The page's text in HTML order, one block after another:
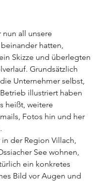
all unsere
hatten,
Skizze und überlegten
Grundsätzlich
Unternehmer selbst,
illustriert haben
heißt, weitere
Fotos hin und her
der Region Villach,
See wohnen,
ein konkretes
Bild vor Augen und